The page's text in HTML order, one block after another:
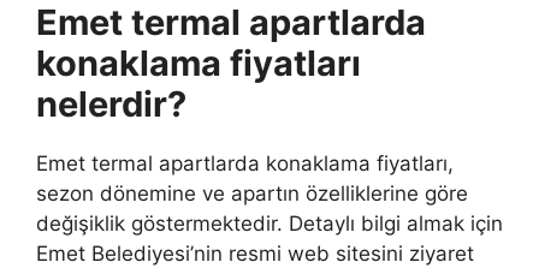
Emet termal apartlarda
konaklama fiyatları
nelerdir?
Emet termal apartlarda konaklama fiyatları,
sezon dönemine ve apartın özelliklerine göre
değişiklik göstermektedir. Detaylı bilgi almak için
Emet Belediyesi’nin resmi web sitesini ziyaret